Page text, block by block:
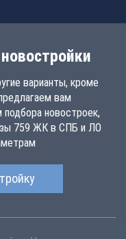
варианты, кроме
вам
новостроек,
759 ЖК в СПБ и ЛО